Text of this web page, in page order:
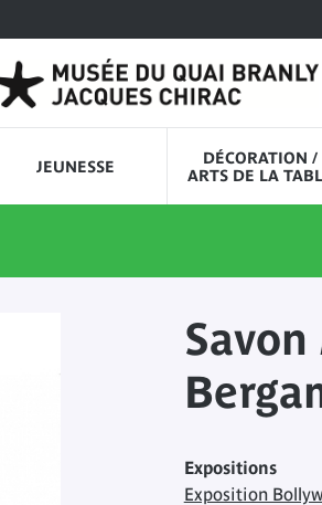
JEUNESSE
DÉCORATION /
ARTS DE LA
Expositions
Exposition